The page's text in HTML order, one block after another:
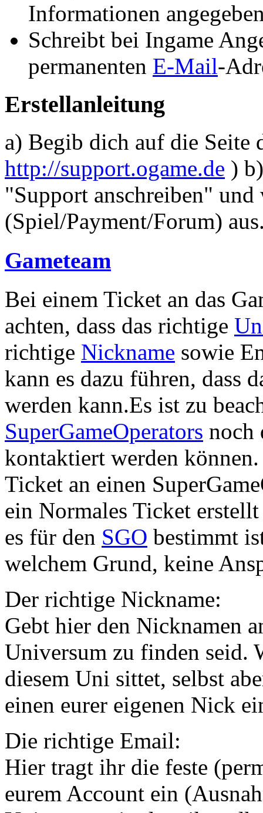
Informationen
Schreibt bei Ingame
permanenten E-Mail-
Erstellanleitung
a) Begib dich auf die Seite
http://support.ogame.de )
"Support anschreiben"
(Spiel/Payment/Forum)
Gameteam
Bei einem Ticket an das
achten, dass das richtige
richtige Nickname sowie
kann es dazu führen, dass
werden kann.Es ist zu
SuperGameOperators noch
kontaktiert werden
Ticket an einen
ein Normales Ticket
es für den SGO bestimmt
welchem Grund, keine
Der richtige Nickname:
Gebt hier den Nicknamen
Universum zu finden seid.
diesem Uni sittet, selbst
einen eurer eigenen Nick
Die richtige Email:
Hier tragt ihr die feste
eurem Account ein